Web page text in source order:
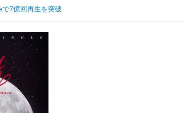
で7億回再生を突破